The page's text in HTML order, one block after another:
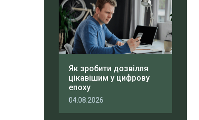
Як зробити дозвілля
цікавішим у цифрову
епоху
04.08.2026